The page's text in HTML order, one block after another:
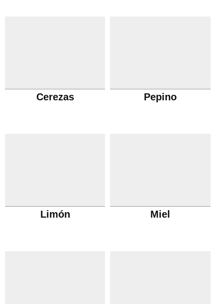
Cerezas Pepino
Limón Miel